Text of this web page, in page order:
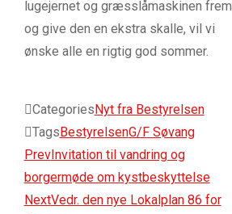
lugejernet og græsslåmaskinen frem
og give den en ekstra skalle, vil vi
ønske alle en rigtig god sommer.
CategoriesNyt fra Bestyrelsen
TagsBestyrelsenG/F Søvang
PrevInvitation til vandring og
borgermøde om kystbeskyttelse
NextVedr. den nye Lokalplan 86 for